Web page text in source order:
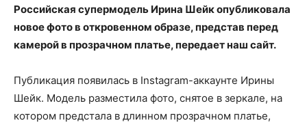
Российская супермодель Ирина Шейк опубликовала
новое фото в откровенном образе, представ перед
камерой в прозрачном платье, передает наш сайт.
Публикация появилась в Instagram-аккаунте Ирины
Шейк. Модель разместила фото, снятое в зеркале, на
котором предстала в длинном прозрачном платье,